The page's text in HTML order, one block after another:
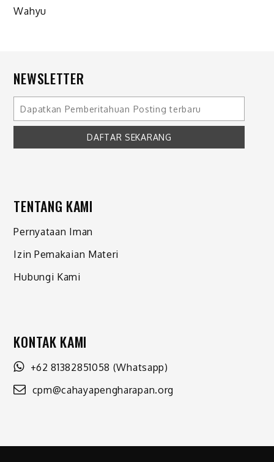
Wahyu
NEWSLETTER
TENTANG KAMI
Pernyataan Iman
Izin Pemakaian Materi
Hubungi Kami
KONTAK KAMI
+62 81382851058 (Whatsapp)
cpm@cahayapengharapan.org